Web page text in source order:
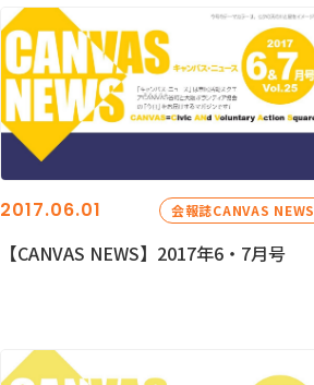
2017.06.01 会報誌CANVAS NEWS
【CANVAS NEWS】2017年6・7月号